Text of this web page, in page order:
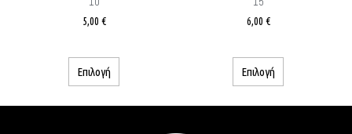
5,00 €
Επιλογή
6,00 €
Επιλογή